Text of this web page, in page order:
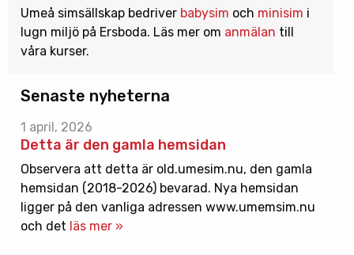
Umeå simsällskap bedriver babysim och minisim i
lugn miljö på Ersboda. Läs mer om anmälan till
våra kurser.
Senaste nyheterna
1 april, 2026
Detta är den gamla hemsidan
Observera att detta är old.umesim.nu, den gamla
hemsidan (2018-2026) bevarad. Nya hemsidan
ligger på den vanliga adressen www.umemsim.nu
och det läs mer »